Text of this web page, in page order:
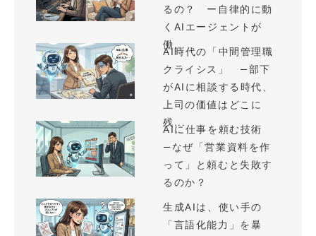
るの？ ー自律的に動
くAIエージェントが
働...
AI時代の「中間管理職
クライシス」 —部下
がAIに相談する時代、
上司の価値はどこに
残...
AIに仕事を頼む技術
—なぜ「営業資料を作
って」と頼むと失敗す
るのか？
生成AIは、使い手の
「言語化能力」を暴